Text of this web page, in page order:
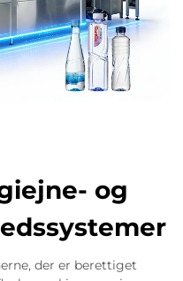
og
der er berettiget